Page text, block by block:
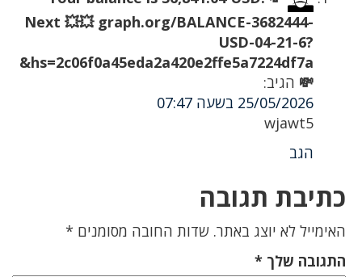
Next 💥💥 graph.org/BALANCE-3682444-
USD-04-21-6?
hs=2c06f0a45eda2a420e2ffe5a7224df7a&
💸 הגיב:
25/05/2026 בשעה 07:47
wjawt5
הגב
כתיבת תגובה
האימייל לא יוצג באתר. שדות החובה מסומנים *
התגובה שלך *